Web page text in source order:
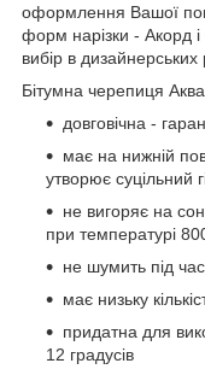
оформлення Вашої
форм нарізки - Акорд
вибір в дизайнерських
Бітумна черепиця
довговічна -
має на нижній
утворює суцільний
не вигоряє на
при температурі
не шумить під
має низьку
придатна для
12 градусів